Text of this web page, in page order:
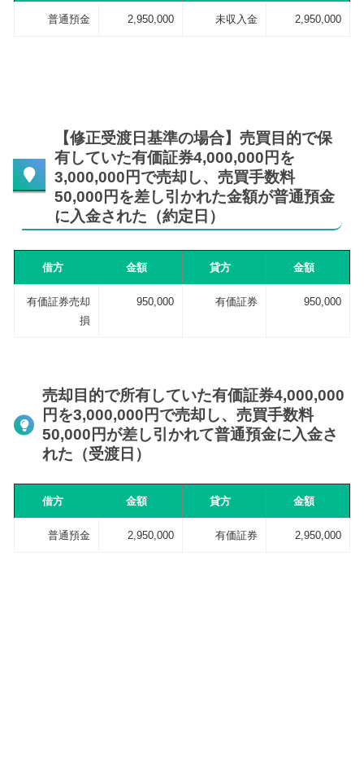
普通預金 2,950,000 未収入金 2,950,000
【修正受渡日基準の場合】売買目的で保
有していた有価証券4,000,000円を
3,000,000円で売却し、売買手数料
50,000円を差し引かれた金額が普通預金
に入金された（約定日）
借方 金額 貸方 金額
有価証券売却
損
950,000 有価証券 950,000
売却目的で所有していた有価証券4,000,000
円を3,000,000円で売却し、売買手数料
50,000円が差し引かれて普通預金に入金さ
れた（受渡日）
借方 金額 貸方 金額
普通預金 2,950,000 有価証券 2,950,000